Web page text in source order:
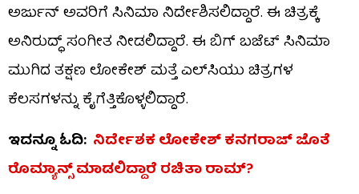
ಅರ್ಜುನ್ ಅವರಿಗೆ ಸಿನಿಮಾ ನಿರ್ದೇಶಿಸಲಿದ್ದಾರೆ. ಈ ಚಿತ್ರಕ್ಕೆ
ಅನಿರುದ್ಧ್ ಸಂಗೀತ ನೀಡಲಿದ್ದಾರೆ. ಈ ಬಿಗ್ ಬಜೆಟ್ ಸಿನಿಮಾ
ಮುಗಿದ ತಕ್ಷಣ ಲೋಕೇಶ್ ಮತ್ತೆ ಎಲ್‌ಸಿಯು ಚಿತ್ರಗಳ
ಕೆಲಸಗಳನ್ನು ಕೈಗೆತ್ತಿಕೊಳ್ಳಲಿದ್ದಾರೆ.
ಇದನ್ನೂ ಓದಿ: ನಿರ್ದೇಶಕ ಲೋಕೇಶ್ ಕನಗರಾಜ್ ಜೊತೆ
ರೊಮ್ಯಾನ್ಸ್ ಮಾಡಲಿದ್ದಾರೆ ರಚಿತಾ ರಾಮ್?